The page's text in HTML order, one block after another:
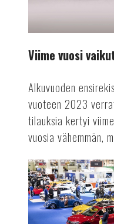
Viime vuosi
Alkuvuoden
vuoteen 2023
tilauksia kertyi
vuosia vähemmän,
Auto-
tapahtuma
tekee
paluun